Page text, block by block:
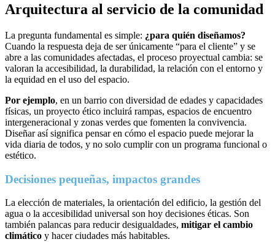
Arquitectura al servicio de la comunidad
La pregunta fundamental es simple: ¿para quién diseñamos?
Cuando la respuesta deja de ser únicamente “para el cliente” y se
abre a las comunidades afectadas, el proceso proyectual cambia: se
valoran la accesibilidad, la durabilidad, la relación con el entorno y
la equidad en el uso del espacio.
Por ejemplo, en un barrio con diversidad de edades y capacidades
físicas, un proyecto ético incluirá rampas, espacios de encuentro
intergeneracional y zonas verdes que fomenten la convivencia.
Diseñar así significa pensar en cómo el espacio puede mejorar la
vida diaria de todos, y no solo cumplir con un programa funcional o
estético.
Decisiones pequeñas, impactos grandes
La elección de materiales, la orientación del edificio, la gestión del
agua o la accesibilidad universal son hoy decisiones éticas. Son
también palancas para reducir desigualdades, mitigar el cambio
climático y hacer ciudades más habitables.